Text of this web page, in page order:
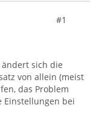
#1
sich die
von allein (meist
das Problem
Einstellungen bei